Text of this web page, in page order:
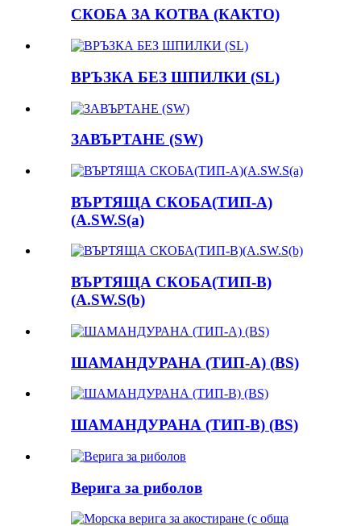
СКОБА ЗА КОТВА (КАКТО)
ВРЪЗКА БЕЗ ШПИЛКИ (SL)
ЗАВЪРТАНЕ (SW)
ВЪРТЯЩА СКОБА(ТИП-A)
(A.SW.S(a)
ВЪРТЯЩА СКОБА(ТИП-B)
(A.SW.S(b)
ШАМАНДУРАНА (ТИП-A) (BS)
ШАМАНДУРАНА (ТИП-B) (BS)
Верига за риболов